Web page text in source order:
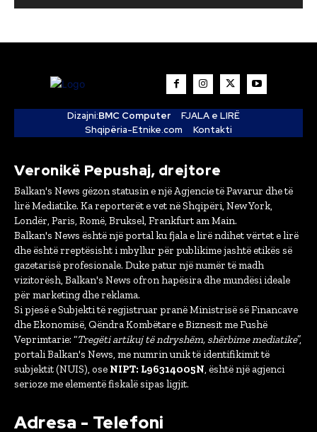
Dizajni:BMC Computer
FJALA e LIRË
Shqipëria-Etnike.com
Kontakti
Veronikë Pepushaj, drejtore
Balkan's News gëzon statusin e një Agjencie të Pavarur dhe të
lirë Mediatike. Ka reporterët e vet në Shqipëri, New York,
Londër, Paris, Romë, Bruksel, Frankfurt am Main.
Balkan's News është një portal ku fjala e lirë ndihet vërtet e lirë
dhe është rreptësisht i mbyllur për publikime jashtë etikës së
gazetarisë profesionale. Duke patur një numër të madh
vizitorësh, Balkan's News ofron hapësira dhe mundësi ideale
për marketing dhe reklama.
Si pjesë e Subjekti të regjistruar pranë Ministrisë së Financave
dhe Ekonomisë, Qëndra Kombëtare e Biznesit me Fushë
Veprimtarie: “Tregëti artikuj të ndryshëm, shërbime mediatike”,
portali Balkan's News, me numrin unik të identifikimit të
subjektit (NUIS), ose NIPT: L96314005N , është një agjenci
serioze me elementë fiskalë sipas ligjit.
Adresa - Telefoni